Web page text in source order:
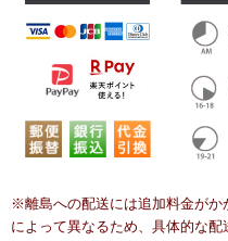
※離島への配送には追加料金がか
によって異なるため、具体的な